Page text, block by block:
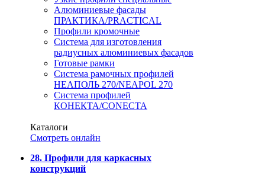
Алюминиевые фасады
ПРАКТИКА/PRACTICAL
Профили кромочные
Система для изготовления
радиусных алюминиевых фасадов
Готовые рамки
Система рамочных профилей
НЕАПОЛЬ 270/NEAPOL 270
Система профилей
КОНЕКТА/CONECTA
Каталоги
Смотреть онлайн
28. Профили для каркасных
конструкций